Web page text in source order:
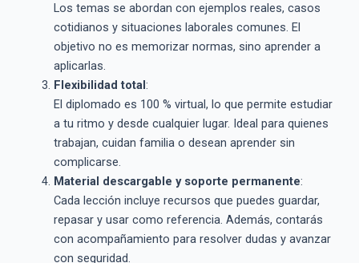
Los temas se abordan con ejemplos reales, casos
cotidianos y situaciones laborales comunes. El
objetivo no es memorizar normas, sino aprender a
aplicarlas.
Flexibilidad total :
El diplomado es 100 % virtual, lo que permite estudiar
a tu ritmo y desde cualquier lugar. Ideal para quienes
trabajan, cuidan familia o desean aprender sin
complicarse.
Material descargable y soporte permanente:
Cada lección incluye recursos que puedes guardar,
repasar y usar como referencia. Además, contarás
con acompañamiento para resolver dudas y avanzar
con seguridad.